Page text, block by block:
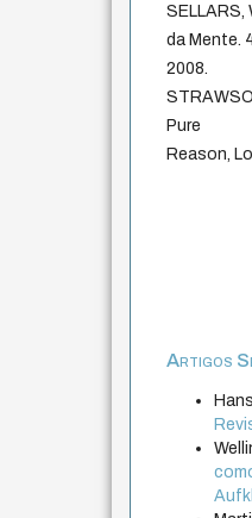
SELLARS,
da Mente.
2008.
Pure
Reason,
Artigos